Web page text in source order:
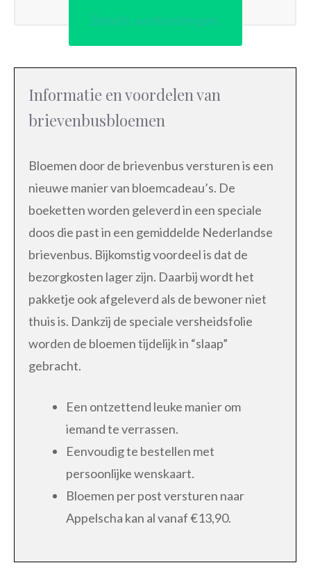
Bekijk aanbiedingen
Informatie en voordelen van
brievenbusbloemen
Bloemen door de brievenbus versturen is een
nieuwe manier van bloemcadeau’s. De
boeketten worden geleverd in een speciale
doos die past in een gemiddelde Nederlandse
brievenbus. Bijkomstig voordeel is dat de
bezorgkosten lager zijn. Daarbij wordt het
pakketje ook afgeleverd als de bewoner niet
thuis is. Dankzij de speciale versheidsfolie
worden de bloemen tijdelijk in “slaap”
gebracht.
Een ontzettend leuke manier om
iemand te verrassen.
Eenvoudig te bestellen met
persoonlijke wenskaart.
Bloemen per post versturen naar
Appelscha kan al vanaf €13,90.